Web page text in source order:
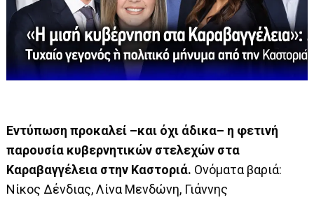
Εντύπωση προκαλεί –και όχι άδικα– η φετινή
παρουσία κυβερνητικών στελεχών στα
Καραβαγγέλεια στην Καστοριά. Ονόματα βαριά:
Νίκος Δένδιας, Λίνα Μενδώνη, Γιάννης